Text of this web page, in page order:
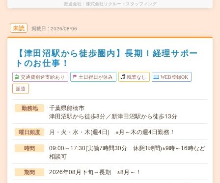
派遣会社 株式会社リクルートスタッフィング
未読 掲載日 2026/08/06
【津田沼駅から徒歩圏内】長期！経理サポー
トのお仕事！
交通費別途支給あり 土日祝日が休み 残業なし WEB登録OK
派遣
勤務地
千葉県船橋市
津田沼駅から徒歩8分／新津田沼駅から徒歩13分
曜日頻度 月・火・水・木(週4日) ※月～木の週4日勤務！
時間
09:00～17:30(実働7時間30分 休憩1時間)※9時～16時など
相談可
期間 2026年08月下旬～長期 ※8月～！